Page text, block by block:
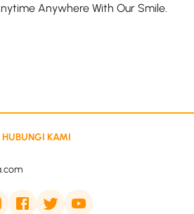
Anywhere With Our Smile.
HUBUNGI KAMI